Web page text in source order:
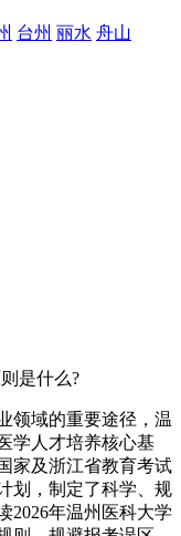
台州 丽水 舟山
领域的重要途径，温
学人才培养核心基
家及浙江省教育考试
划，制定了科学、规
2026年温州医科大学